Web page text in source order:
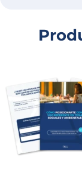
t
i
v
e